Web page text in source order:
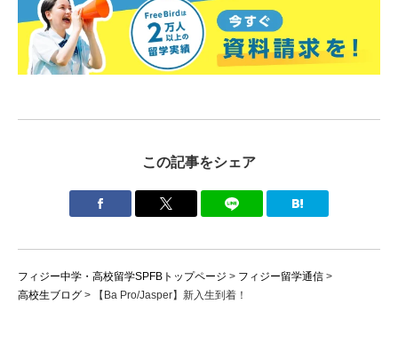
この記事をシェア
フィジー中学・高校留学SPFBトップページ > フィジー留学通信 >
高校生ブログ > 【Ba Pro/Jasper】新入生到着！